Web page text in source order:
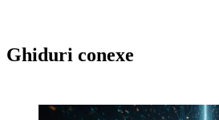
Ghiduri conexe